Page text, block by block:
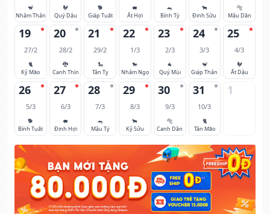
🐒
Nhâm Thân
🐓
Quý Dậu
🐕
Giáp Tuất
🐖
Ất Hợi
🐀
Bính Tý
🐂
Đinh Sửu
🐅
Mậu Dần
19
27/2
🐈
Kỷ Mão
20
28/2
🐉
Canh Thìn
21
29/2
🐍
Tân Tỵ
22
1/3
🐎
Nhâm Ngọ
23
2/3
🐐
Quý Mùi
24
3/3
🐒
Giáp Thân
25
4/3
🐓
Ất Dậu
26
5/3
🐕
Bính Tuất
27
6/3
🐖
Đinh Hợi
28
7/3
🐀
Mậu Tý
29
8/3
🐂
Kỷ Sửu
30
9/3
🐅
Canh Dần
31
10/3
🐈
Tân Mão
1